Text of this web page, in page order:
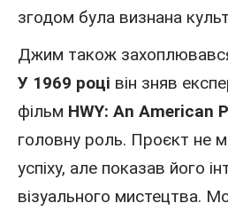
згодом була визнана
Джим також
У 1969 році він зняв
фільм HWY: An American
головну роль. Проєкт не
успіху, але показав його
візуального мистецтва.